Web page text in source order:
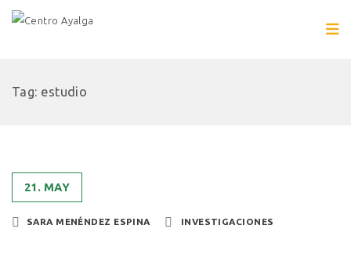
Tag: estudio
21. MAY
SARA MENÉNDEZ ESPINA INVESTIGACIONES